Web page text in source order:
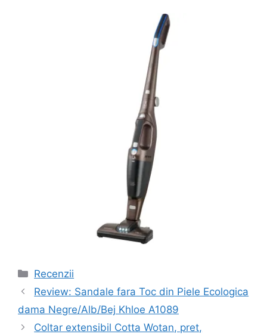
Categorii
Recenzii
Navigare
în
Review: Sandale fara Toc din Piele Ecologica
dama Negre/Alb/Bej Khloe A1089
Coltar extensibil Cotta Wotan, pret,